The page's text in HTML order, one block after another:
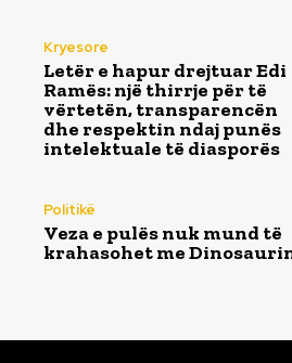
Kryesore
Letër e hapur drejtuar Edi
Ramës: një thirrje për të
vërtetën, transparencën
dhe respektin ndaj punës
intelektuale të diasporës
Politikë
Veza e pulës nuk mund të
krahasohet me